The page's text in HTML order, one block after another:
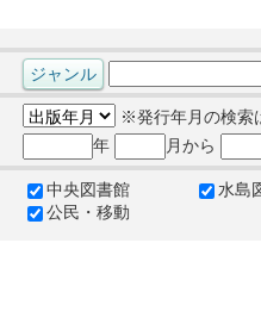
※発行年月の検索
年
月から
中央図書館 水島
公民・移動